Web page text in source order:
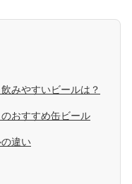
みやすいビールは？
おすすめ缶ビール
違い